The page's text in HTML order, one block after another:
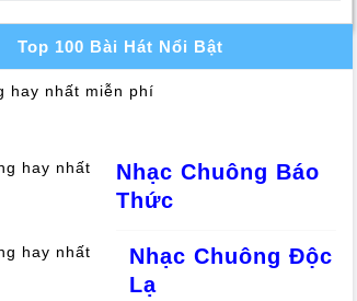
Top 100 Bài Hát Nổi Bật
Nhạc Chuông Báo
Thức
Nhạc Chuông Độc
Lạ